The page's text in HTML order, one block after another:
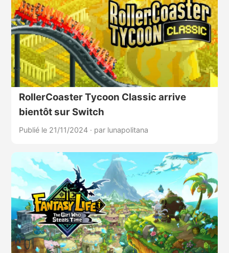
RollerCoaster Tycoon Classic arrive
bientôt sur Switch
Publié le 21/11/2024 · par lunapolitana